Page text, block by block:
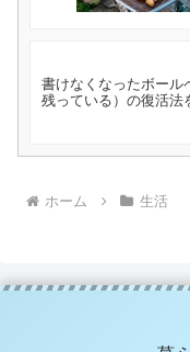
書けなくなったボール
残っている）の復活法
ホーム 生活